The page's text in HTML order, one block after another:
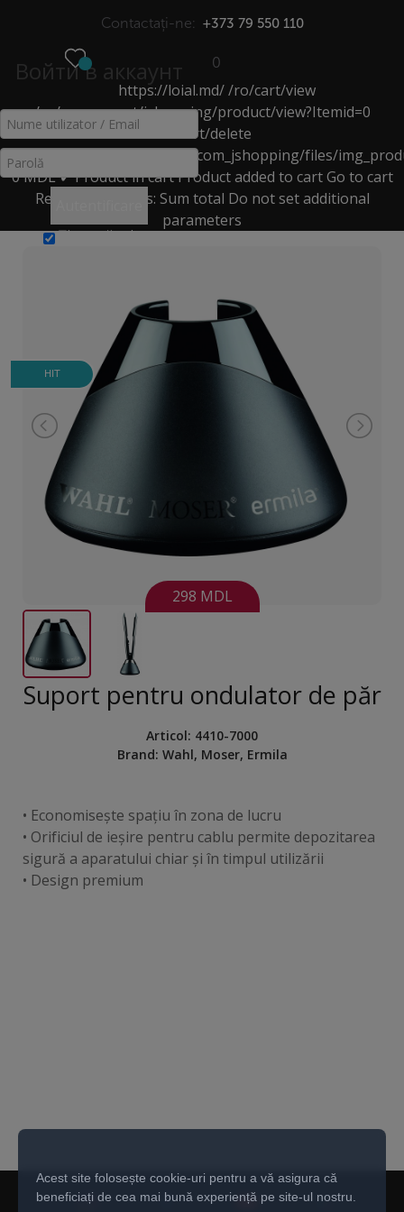
Contactați-ne: +373 79 550 110
Войти в аккаунт
Ţine-mă minte
0
https://loial.md/ /ro/cart/view
/ro/component/jshopping/product/view?Itemid=0
/ro/cart/delete
https://loial.md/components/com_jshopping/files/
0MDL✔ Product in cartProduct added to cart Go to cart
Remove
Products: Sum total Do not set additional
parameters
SUPORTURI
Acasă > Catalog >
HIT
298 MDL
Suport pentru ondulator de păr
Articol: 4410-7000
Brand: Wahl, Moser, Ermila
• Economisește spațiu în zona de lucru
• Orificiul de ieșire pentru cablu permite depozitarea
sigură a aparatului chiar și în timpul utilizării
• Design premium
Acest site folosește cookie-uri pentru a vă asigura că
beneficiați de cea mai bună experiență pe site-ul nostru.